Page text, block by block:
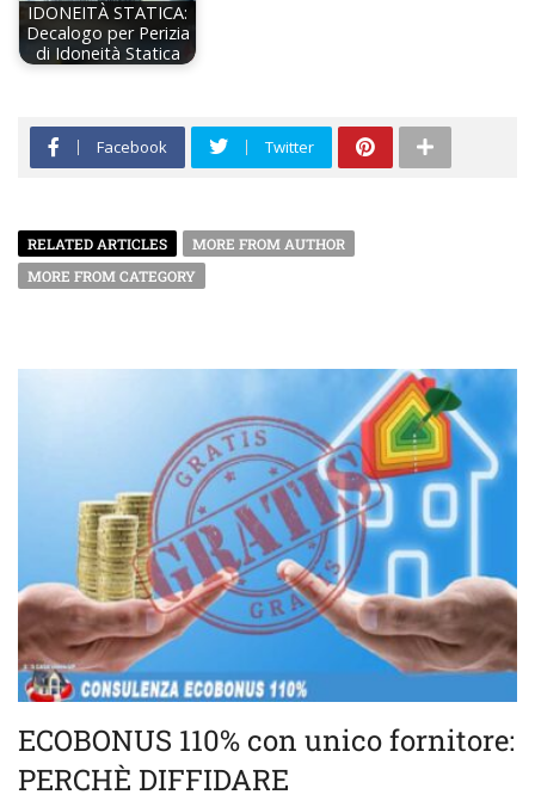
IDONEITÀ STATICA:
Decalogo per Perizia
di Idoneità Statica
Facebook Twitter
RELATED ARTICLES
MORE FROM AUTHOR
MORE FROM CATEGORY
ECOBONUS 110% con unico fornitore:
PERCHÈ DIFFIDARE